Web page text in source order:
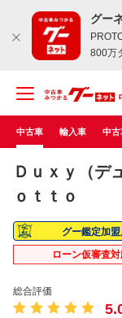
グー
800万
中古車 輸入車 中古
Ｄｕｘｙ（デ
ｏｔｔｏ
グー鑑定加盟
ローン仮審査
総合評価